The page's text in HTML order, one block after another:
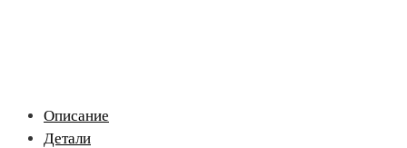
Описание
Детали